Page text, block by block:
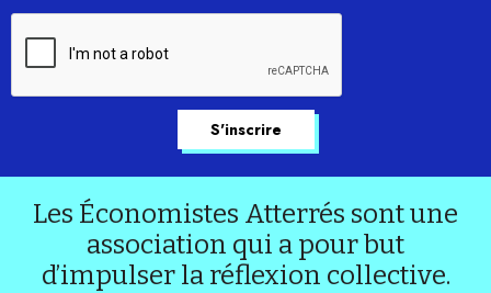
Les Économistes Atterrés sont une
association qui a pour but
d’impulser la réflexion collective.